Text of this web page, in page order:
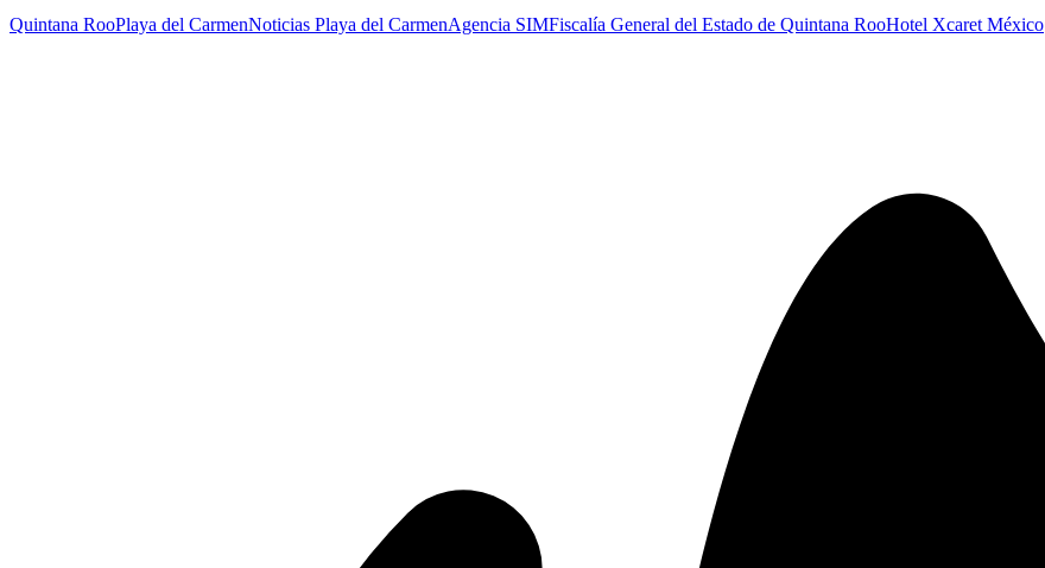
Quintana RooPlaya del CarmenNoticias Playa del CarmenAgencia SIMFiscalía General del Estado de Quintana RooHotel Xcaret México